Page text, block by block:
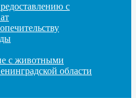
с
с животными
области